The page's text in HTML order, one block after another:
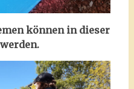
können in dieser